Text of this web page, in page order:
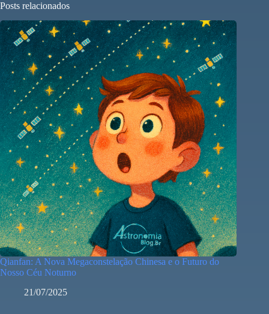
Posts relacionados
Qianfan: A Nova Megaconstelação Chinesa e o Futuro do
Nosso Céu Noturno
21/07/2025